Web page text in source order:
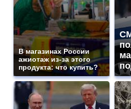
В магазинах России
ажиотаж из-за этого
продукта: что купить?